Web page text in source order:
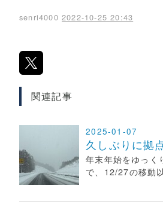
senri4000 2022-10-25 20:43
関連記事
2025-01-07
久しぶりに拠
年末年始をゆっく
で、12/27の移動